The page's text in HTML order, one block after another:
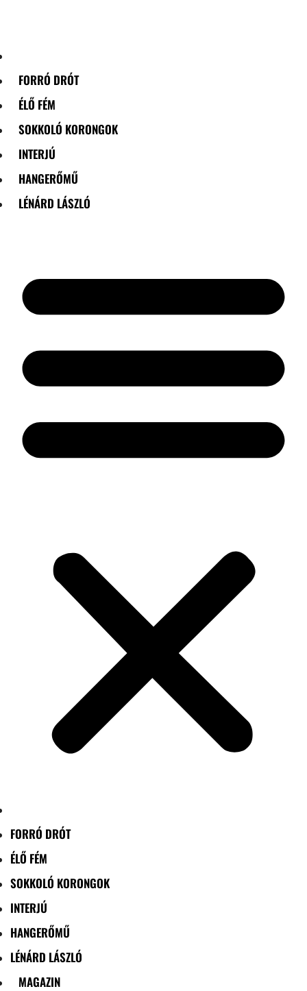
FORRÓ DRÓT
ÉLŐ FÉM
SOKKOLÓ KORONGOK
INTERJÚ
HANGERŐMŰ
LÉNÁRD LÁSZLÓ
FORRÓ DRÓT
ÉLŐ FÉM
SOKKOLÓ KORONGOK
INTERJÚ
HANGERŐMŰ
LÉNÁRD LÁSZLÓ
MAGAZIN